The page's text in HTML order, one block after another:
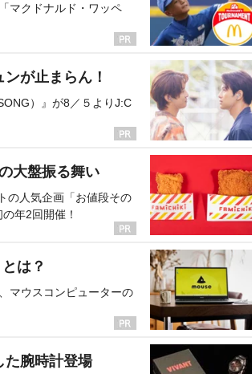
マクドナルド・ワッペ
が止まらん！
）』が8／５よりJ:C
大盤振る舞い
の人気企画「お値段その
年2回開催！
は？
マウスコンピューターの
た腕時計登場